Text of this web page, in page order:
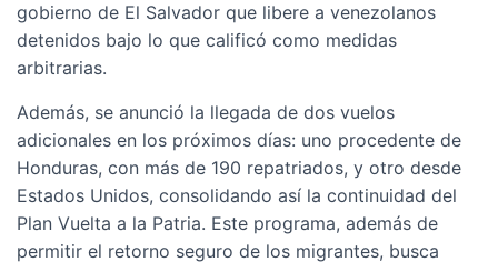
gobierno de El Salvador que libere a venezolanos
detenidos bajo lo que calificó como medidas
arbitrarias.
Además, se anunció la llegada de dos vuelos
adicionales en los próximos días: uno procedente de
Honduras, con más de 190 repatriados, y otro desde
Estados Unidos, consolidando así la continuidad del
Plan Vuelta a la Patria. Este programa, además de
permitir el retorno seguro de los migrantes, busca